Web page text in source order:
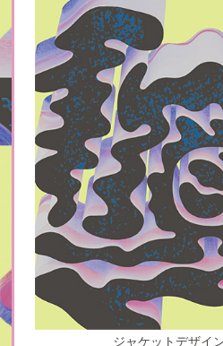
ジャケットデザイ